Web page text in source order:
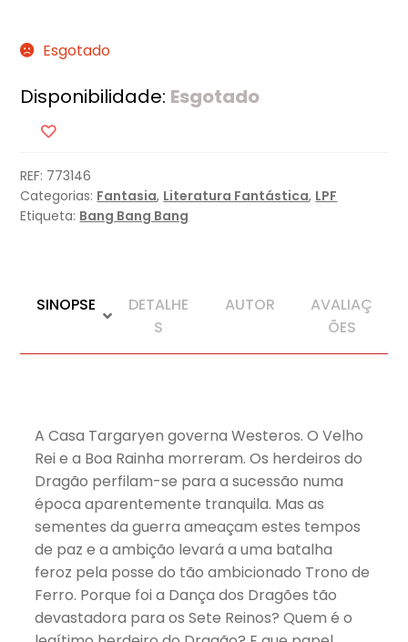
Esgotado
Disponibilidade: Esgotado
REF: 773146
Categorias: Fantasia, Literatura Fantástica, LPF
Etiqueta: Bang Bang Bang
SINOPSE
DETALHE
S
AUTOR
AVALIAÇ
ÕES
A Casa Targaryen governa Westeros. O Velho
Rei e a Boa Rainha morreram. Os herdeiros do
Dragão perfilam-se para a sucessão numa
época aparentemente tranquila. Mas as
sementes da guerra ameaçam estes tempos
de paz e a ambição levará a uma batalha
feroz pela posse do tão ambicionado Trono de
Ferro. Porque foi a Dança dos Dragões tão
devastadora para os Sete Reinos? Quem é o